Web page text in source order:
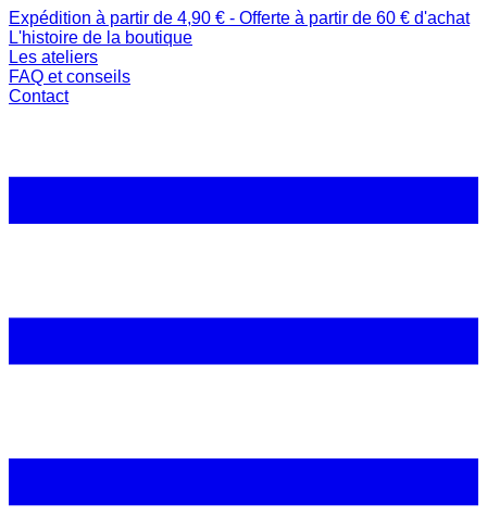
Expédition à partir de 4,90 € - Offerte à partir de 60 € d'achat
L'histoire de la boutique
Les ateliers
FAQ et conseils
Contact